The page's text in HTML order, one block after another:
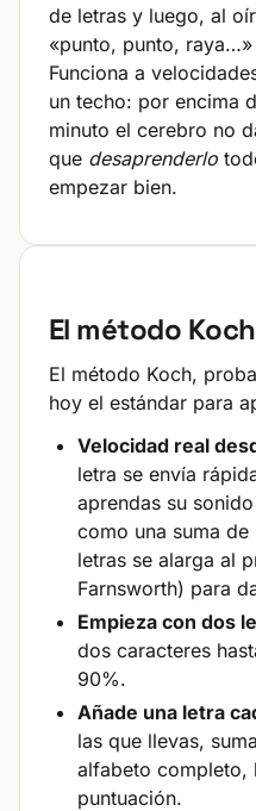
de letras y luego, al
«punto, punto,
Funciona a
un techo: por encima
minuto el cerebro no
que desaprenderlo
empezar bien.
El método
El método Koch,
hoy el estándar para
Velocidad real
letra se envía
aprendas su
como una suma
letras se alarga al
Farnsworth) para
Empieza con dos
dos caracteres
90%.
Añade una letra
las que llevas,
alfabeto completo,
puntuación.